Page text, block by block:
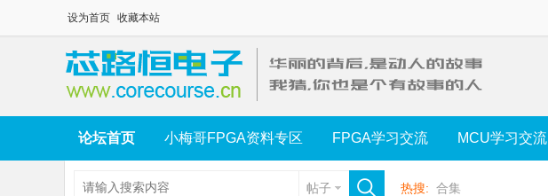
设为首页 收藏本站
论坛首页 小梅哥FPGA资料专区 FPGA学习交流 MCU学习交流
帖子 热搜: 合集